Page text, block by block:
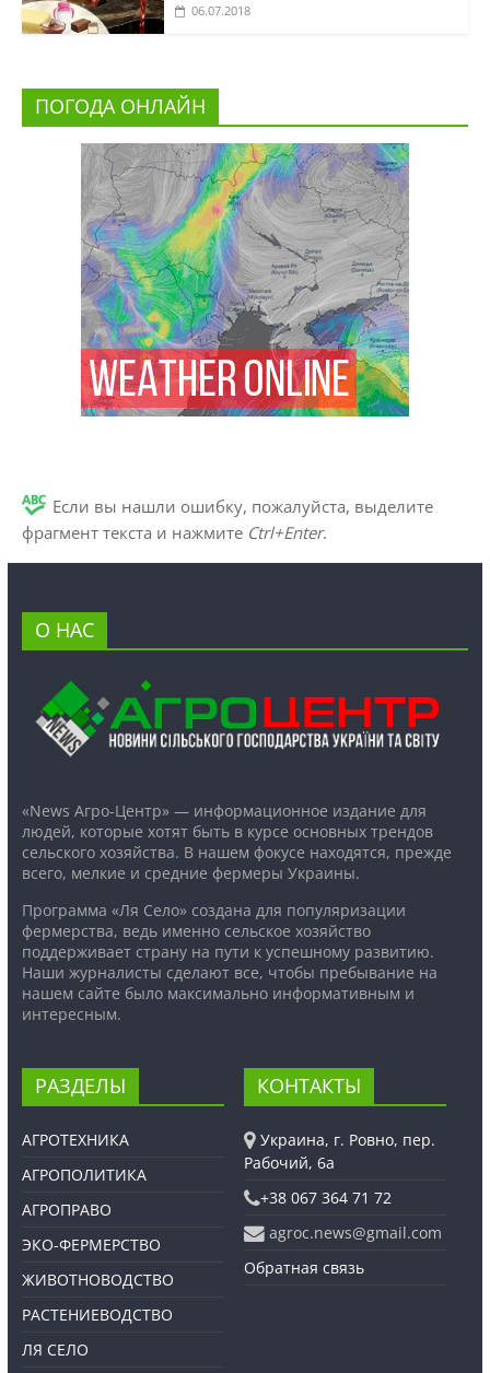
06.07.2018
ПОГОДА ОНЛАЙН
Если вы нашли ошибку, пожалуйста, выделите
фрагмент текста и нажмите Ctrl+Enter.
О НАС
«News Агро-Центр» — информационное издание для
людей, которые хотят быть в курсе основных трендов
сельского хозяйства. В нашем фокусе находятся, прежде
всего, мелкие и средние фермеры Украины.
Программа «Ля Село» создана для популяризации
фермерства, ведь именно сельское хозяйство
поддерживает страну на пути к успешному развитию.
Наши журналисты сделают все, чтобы пребывание на
нашем сайте было максимально информативным и
интересным.
РАЗДЕЛЫ
АГРОТЕХНИКА
АГРОПОЛИТИКА
АГРОПРАВО
ЭКО-ФЕРМЕРСТВО
ЖИВОТНОВОДСТВО
РАСТЕНИЕВОДСТВО
ЛЯ СЕЛО
КОНТАКТЫ
Украина, г. Ровно, пер.
Рабочий, 6а
+38 067 364 71 72
agroc.news@gmail.com
Обратная связь